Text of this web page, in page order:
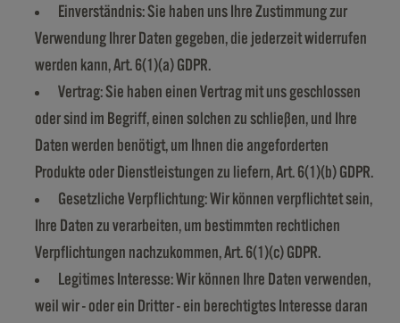
Einverständnis: Sie haben uns Ihre Zustimmung zur
Verwendung Ihrer Daten gegeben, die jederzeit widerrufen
werden kann, Art. 6(1)(a) GDPR.
Vertrag: Sie haben einen Vertrag mit uns geschlossen
oder sind im Begriff, einen solchen zu schließen, und Ihre
Daten werden benötigt, um Ihnen die angeforderten
Produkte oder Dienstleistungen zu liefern, Art. 6(1)(b) GDPR.
Gesetzliche Verpflichtung: Wir können verpflichtet sein,
Ihre Daten zu verarbeiten, um bestimmten rechtlichen
Verpflichtungen nachzukommen, Art. 6(1)(c) GDPR.
Legitimes Interesse: Wir können Ihre Daten verwenden,
weil wir - oder ein Dritter - ein berechtigtes Interesse daran